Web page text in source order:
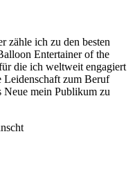
zähle ich zu den besten
Entertainer of the
die ich weltweit engagiert
Leidenschaft zum Beruf
Neue mein Publikum zu